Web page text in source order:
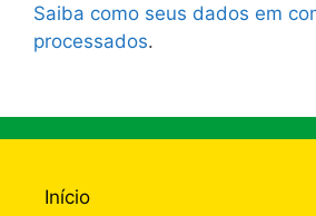
Saiba como seus dados em
processados.
Início